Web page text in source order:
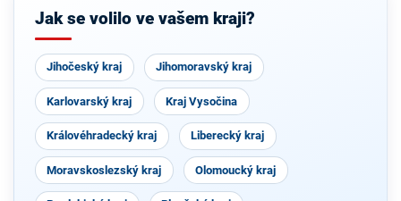
Jak se volilo ve vašem kraji?
Jihočeský kraj Jihomoravský kraj
Karlovarský kraj Kraj Vysočina
Královéhradecký kraj Liberecký kraj
Moravskoslezský kraj Olomoucký kraj